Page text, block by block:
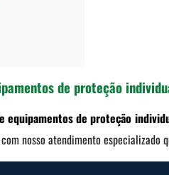
de proteção
equipamentos de proteção
nosso atendimento especializado